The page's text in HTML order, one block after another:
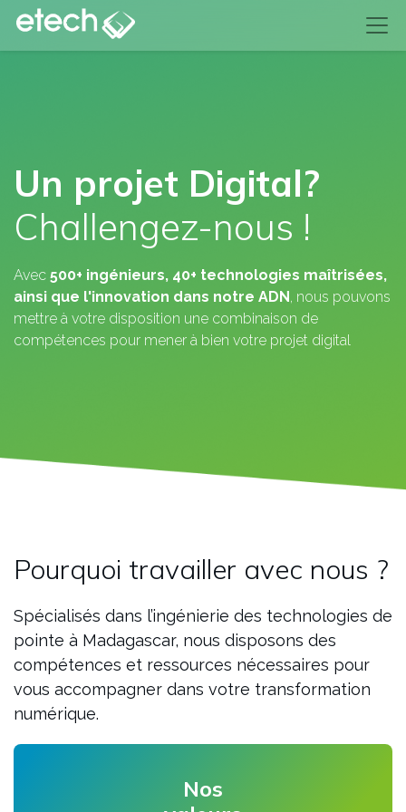
Un projet Digital?
Challengez-nous !
Avec 500+ ingénieurs, 40+ technologies maîtrisées,
ainsi que l'innovation dans notre ADN, nous pouvons
mettre à votre disposition une combinaison de
compétences pour mener à bien votre projet digital
Pourquoi travailler avec nous ?
Spécialisés dans l’ingénierie des technologies de
pointe à Madagascar, nous disposons des
compétences et ressources nécessaires pour
vous accompagner dans votre transformation
numérique.
Nos